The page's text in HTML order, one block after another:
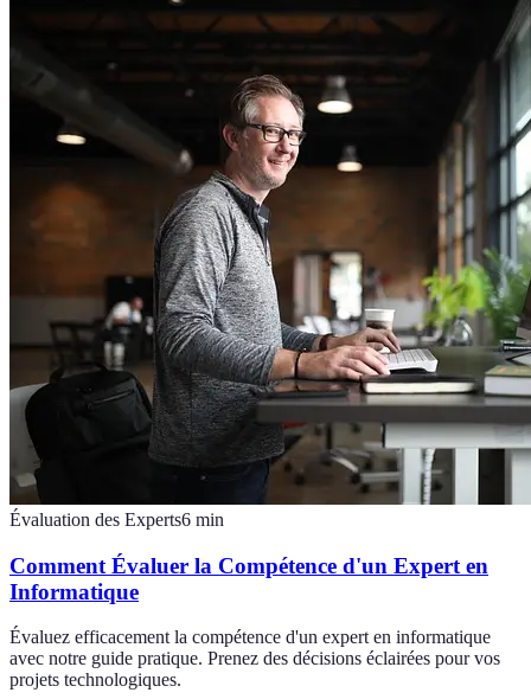
Évaluation des Experts6 min
Comment Évaluer la Compétence d'un Expert en
Informatique
Évaluez efficacement la compétence d'un expert en informatique
avec notre guide pratique. Prenez des décisions éclairées pour vos
projets technologiques.